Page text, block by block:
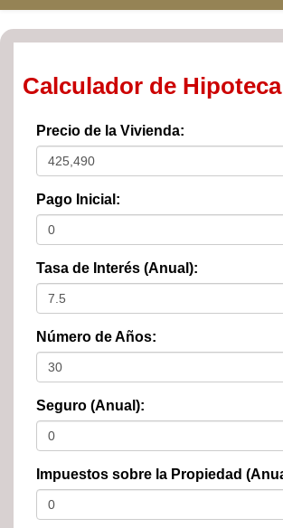
Calculador de Hipoteca
Precio de la Vivienda:
Pago Inicial:
Tasa de Interés (Anual):
Número de Años:
Seguro (Anual):
Impuestos sobre la Propiedad